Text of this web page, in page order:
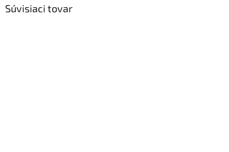
Súvisiaci tovar